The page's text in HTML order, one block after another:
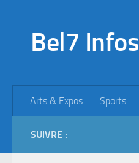
Bel7 Infos
Arts & Expos Sports
SUIVRE :